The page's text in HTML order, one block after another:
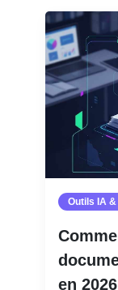
Outils IA
en 2026